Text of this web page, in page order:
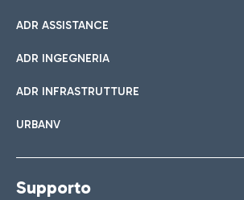
ADR ASSISTANCE
ADR INGEGNERIA
ADR INFRASTRUTTURE
URBANV
Supporto